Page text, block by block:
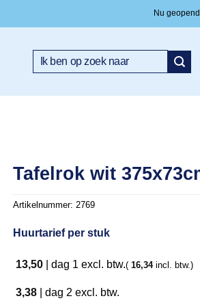
Nu geopend
Zoeken
Tafelrok wit
Artikelnummer:2769
Huurtarief per stuk
13,50 |dag 1 excl. btw.( 16,34incl. btw.)
3,38 |dag 2 excl. btw.